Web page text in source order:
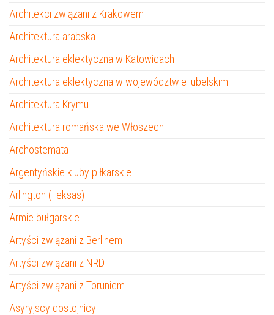
Architekci związani z Krakowem
Architektura arabska
Architektura eklektyczna w Katowicach
Architektura eklektyczna w województwie lubelskim
Architektura Krymu
Architektura romańska we Włoszech
Archostemata
Argentyńskie kluby piłkarskie
Arlington (Teksas)
Armie bułgarskie
Artyści związani z Berlinem
Artyści związani z NRD
Artyści związani z Toruniem
Asyryjscy dostojnicy